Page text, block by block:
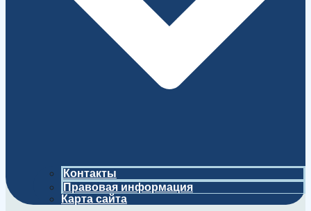
Контакты
Правовая информация
Карта сайта